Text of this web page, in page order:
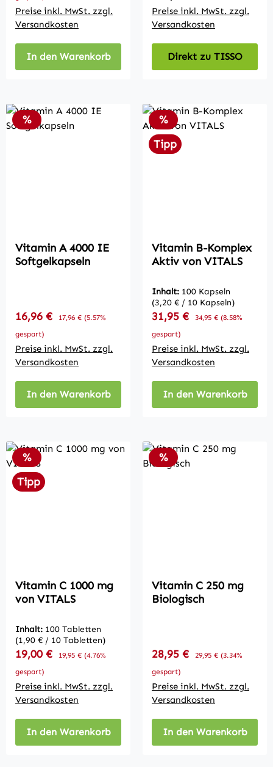
Preise inkl. MwSt. zzgl.
Versandkosten
In den Warenkorb
Preise inkl. MwSt. zzgl.
Versandkosten
Direkt zu TISSO
Rabatt
%
Vitamin A 4000 IE
Softgelkapseln
Verkaufspreis:
16,96 € Regulärer Preis:
17,96 € (5.57%
gespart)
Preise inkl. MwSt. zzgl.
Versandkosten
In den Warenkorb
Rabatt
%
Tipp
Vitamin B-Komplex
Aktiv von VITALS
Inhalt: 100 Kapseln
(3,20 € / 10 Kapseln)
Verkaufspreis:
31,95 € Regulärer Preis:
34,95 € (8.58%
gespart)
Preise inkl. MwSt. zzgl.
Versandkosten
In den Warenkorb
Rabatt
%
Tipp
Vitamin C 1000 mg
von VITALS
Inhalt: 100 Tabletten
(1,90 € / 10 Tabletten)
Verkaufspreis:
19,00 € Regulärer Preis:
19,95 € (4.76%
gespart)
Preise inkl. MwSt. zzgl.
Versandkosten
In den Warenkorb
Rabatt
%
Vitamin C 250 mg
Biologisch
Verkaufspreis:
28,95 € Regulärer Preis:
29,95 € (3.34%
gespart)
Preise inkl. MwSt. zzgl.
Versandkosten
In den Warenkorb